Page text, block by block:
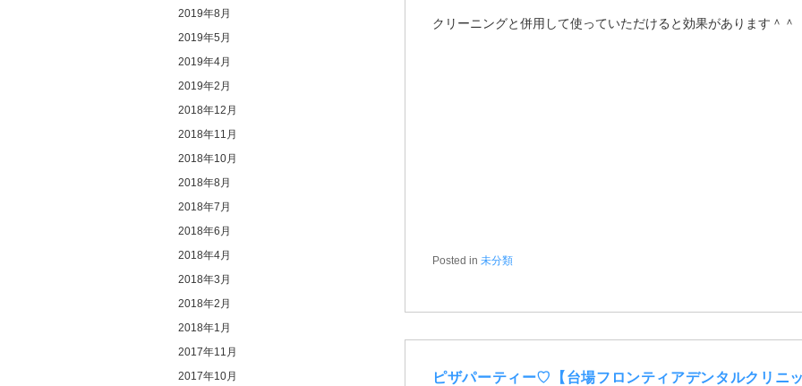
2019年8月
2019年5月
2019年4月
2019年2月
2018年12月
2018年11月
2018年10月
2018年8月
2018年7月
2018年6月
2018年4月
2018年3月
2018年2月
2018年1月
2017年11月
2017年10月
クリーニングと併用して使っていただけると効果があります＾＾
Posted in 未分類
ピザパーティー♡【台場フロンティアデンタルクリ